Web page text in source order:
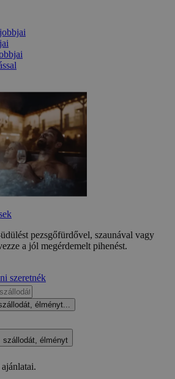
pezsgőfürdővel, szaunával vagy
a jól megérdemelt pihenést.
szeretnék
élményt...
szállodát, élményt